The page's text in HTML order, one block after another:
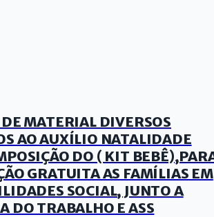
MATERIAL DIVERSOS
AO AUXÍLIO NATALIDADE
DO ( KIT
GRATUITA AS FAMÍLIAS EM
SOCIAL, JUNTO A
DO TRABALHO E ASS